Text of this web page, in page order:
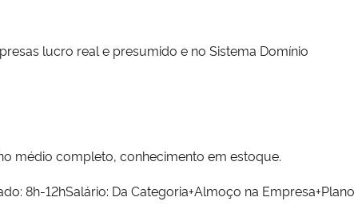
lucro real e presumido e no Sistema Domínio
médio completo, conhecimento em estoque.
8h-12hSalário: Da Categoria+Almoço na